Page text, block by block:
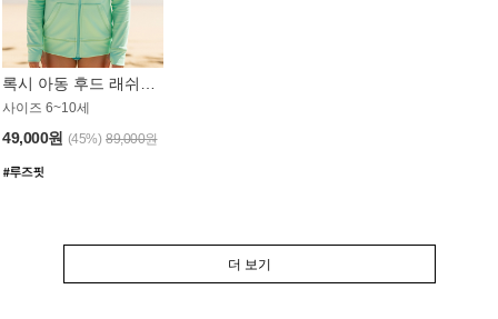
록시 아동 후드 래쉬가드 GT764MRX
사이즈 6~10세
49,000원 (45%) 89,000원
더 보기